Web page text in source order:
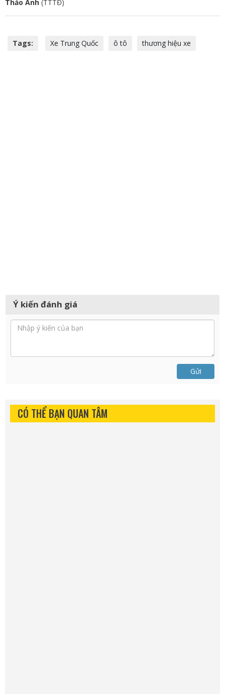
Thảo Anh (TTTĐ)
Tags: Xe Trung Quốc ô tô thương hiệu xe
Ý kiến đánh giá
Gửi
CÓ THỂ BẠN QUAN TÂM